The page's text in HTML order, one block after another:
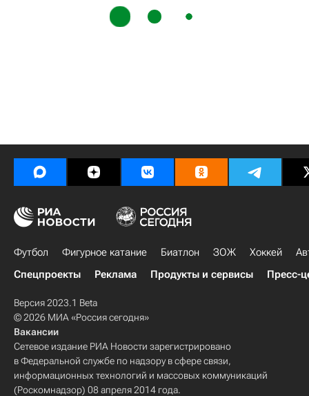
Футбол Фигурное катание Биатлон ЗОЖ Хоккей
Спецпроекты
Реклама Продукты и сервисы Пресс-
Версия 2023.1 Beta
© 2026 МИА «Россия сегодня»
Вакансии
Сетевое издание РИА Новости зарегистрировано
в Федеральной службе по надзору в сфере связи,
информационных технологий и массовых коммуникаций
(Роскомнадзор) 08 апреля 2014 года.